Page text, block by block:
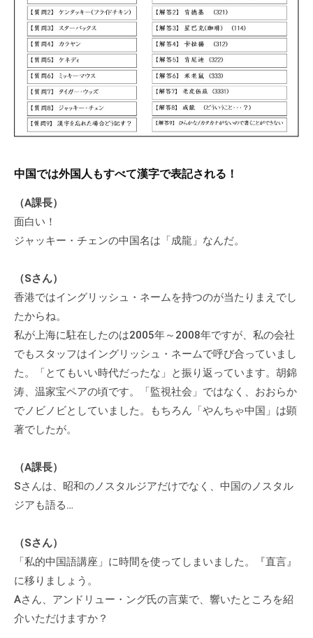
中国では外国人もすべて漢字で表記される！
（A課長）
面白い！
ジャッキー・チェンの中国名は「成龍」なんだ。
（Sさん）
香港ではイングリッシュ・ネームを持つのが当たりまえでし
たからね。
私が上海に駐在したのは2005年～2008年ですが、私の会社
でもスタッフはイングリッシュ・ネームで呼び合っていまし
た。「とてもいい時代だったな」と振り返っています。胡錦
涛、温家宝ペアの頃です。「監視社会」ではなく、おおらか
でノビノビとしていました。もちろん「やんちゃ中国」は顕
著でしたが。
（A課長）
Sさんは、昭和のノスタルジアだけでなく、中国のノスタル
ジアも語る…
（Sさん）
「私的中国語講座」に時間を使ってしまいました。『直言』
に移りましょう。
Aさん、アンドリュー・ング氏の言葉で、響いたところを紹
介いただけますか？